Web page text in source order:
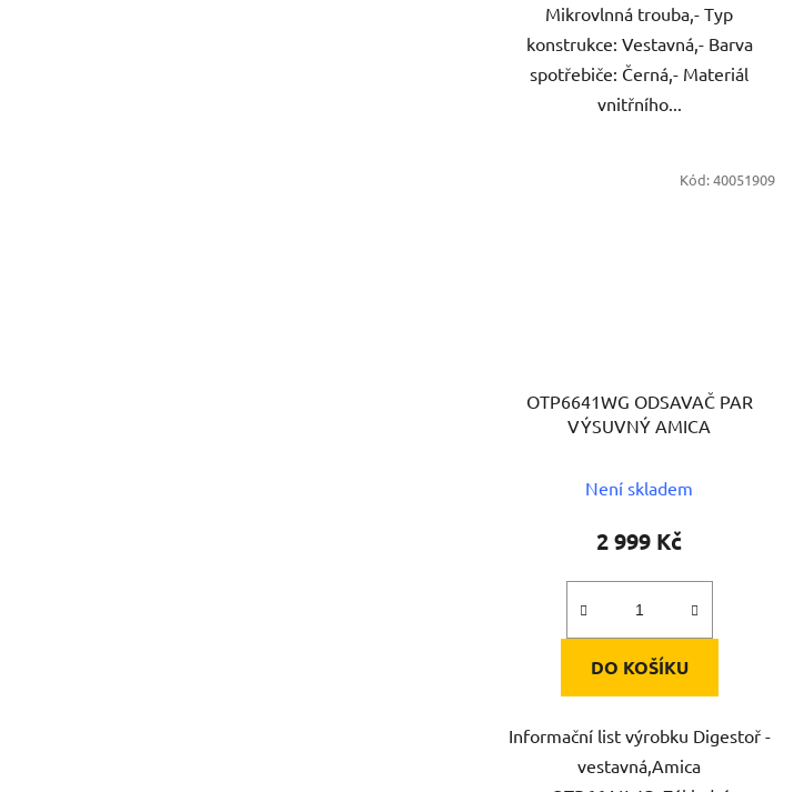
Mikrovlnná trouba,- Typ
konstrukce: Vestavná,- Barva
spotřebiče: Černá,- Materiál
vnitřního...
OTP6641WG ODSAVAČ PAR
VÝSUVNÝ AMICA
Není skladem
2 999 Kč
DO KOŠÍKU
Informační list výrobku Digestoř -
vestavná,Amica
Kód:40051909